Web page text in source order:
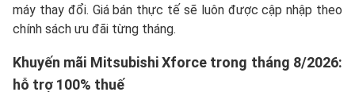
máy thay đổi. Giá bán thực tế sẽ luôn được cập nhập theo
chính sách ưu đãi từng tháng.
Khuyến mãi Mitsubishi Xforce trong tháng 8/2026:
hỗ trợ 100% thuế